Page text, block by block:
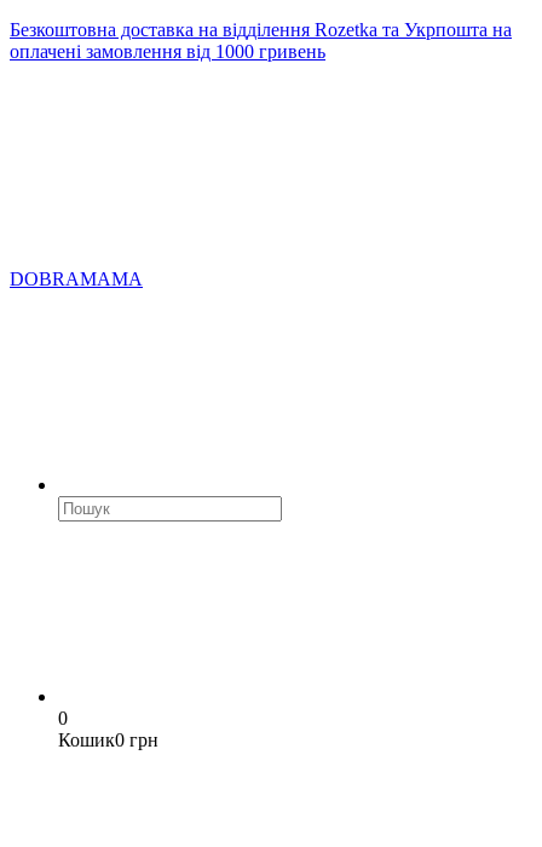
Безкоштовна доставка на відділення Rozetka та Укрпошта на
оплачені замовлення від 1000 гривень
DOBRAMAMA
0
Кошик0 грн